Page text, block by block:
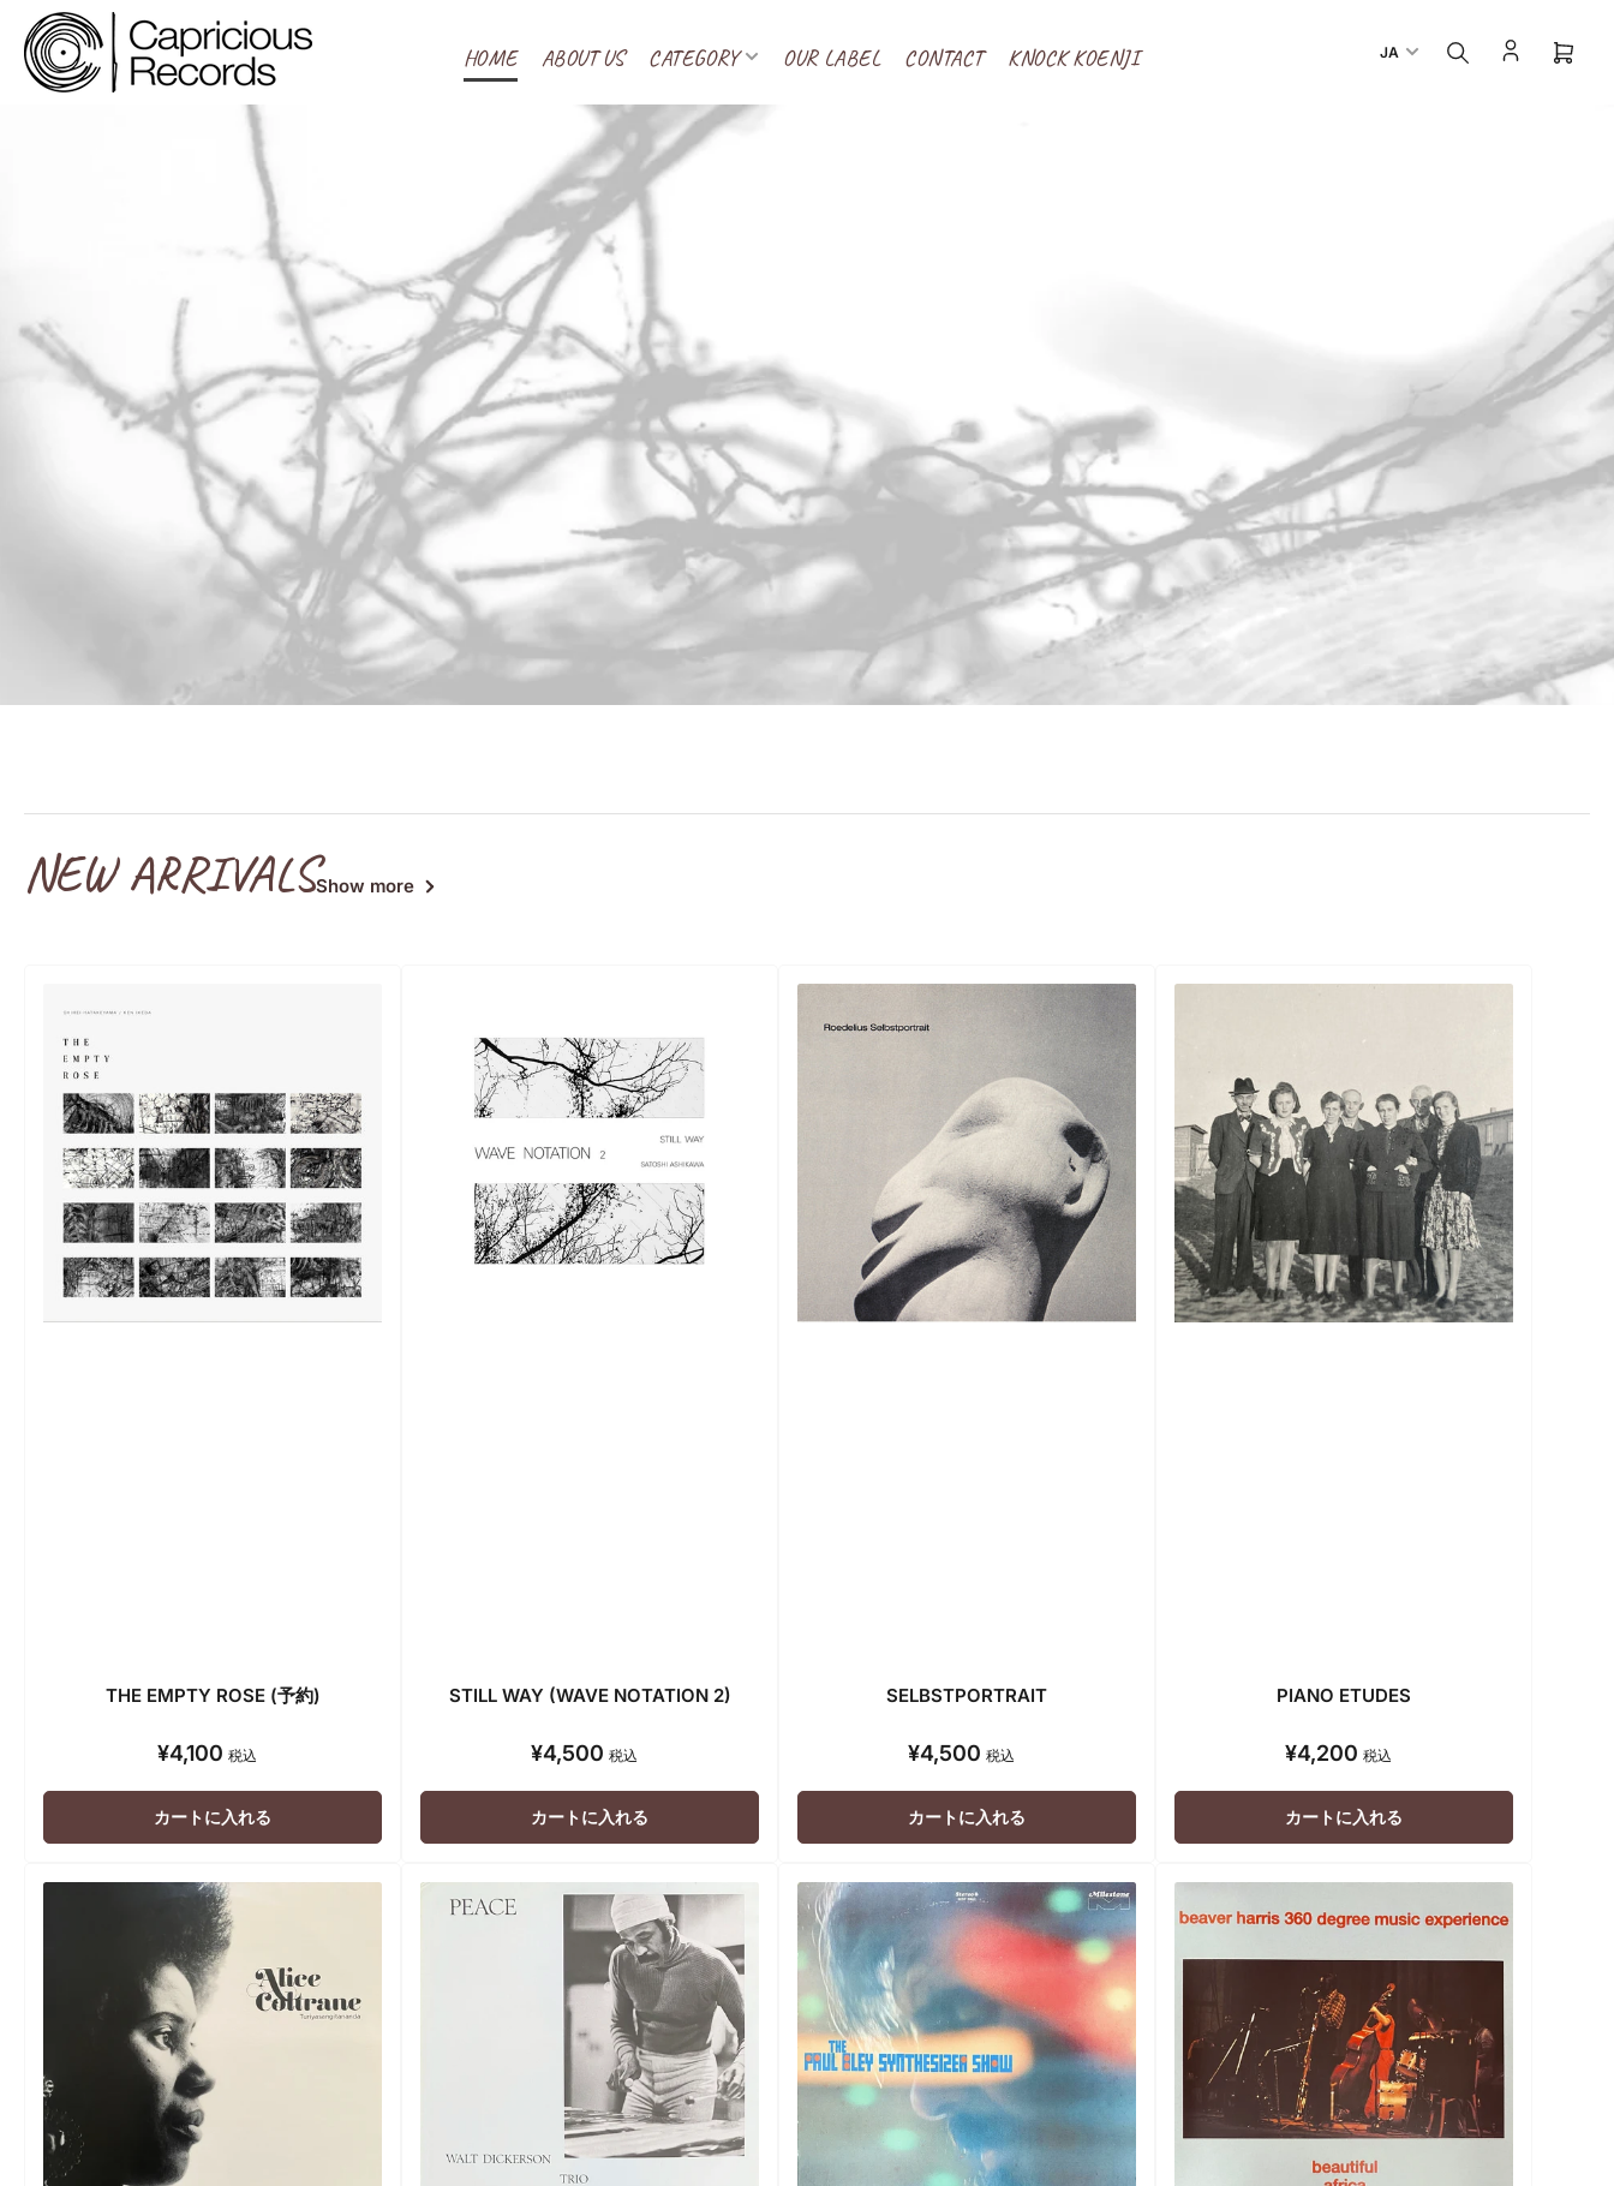
HOME ABOUT US CATEGORY OUR LABEL CONTACT KNOCK KOENJI
言
JA
ミ
NEW ARRIVALSShow more
THE EMPTY ROSE (予約)
通
価
格
¥4,100 税込
カートに入れる
STILL WAY (WAVE NOTATION 2)
通
価
格
¥4,500 税込
カートに入れる
SELBSTPORTRAIT
通
価
格
¥4,500 税込
カートに入れる
PIANO ETUDES
通
価
格
¥4,200 税込
カートに入れる